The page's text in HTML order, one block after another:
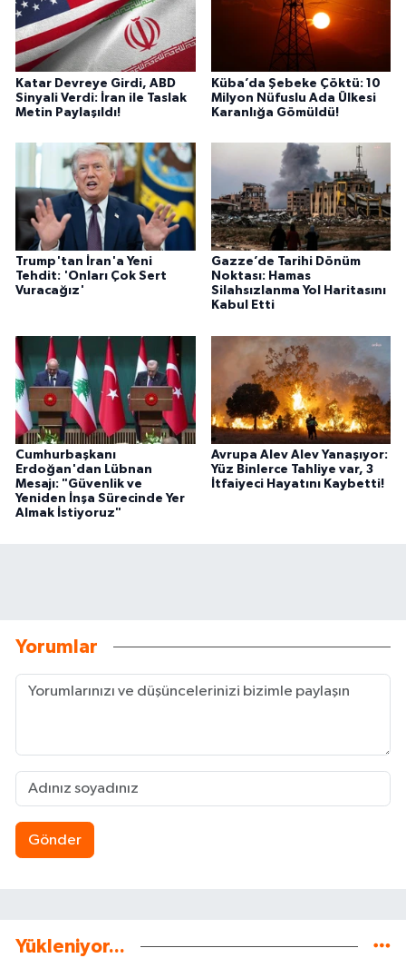
Katar Devreye Girdi, ABD
Sinyali Verdi: İran ile Taslak
Metin Paylaşıldı!
Küba’da Şebeke Çöktü: 10
Milyon Nüfuslu Ada Ülkesi
Karanlığa Gömüldü!
Trump'tan İran'a Yeni
Tehdit: 'Onları Çok Sert
Vuracağız'
Gazze’de Tarihi Dönüm
Noktası: Hamas
Silahsızlanma Yol Haritasını
Kabul Etti
Cumhurbaşkanı
Erdoğan'dan Lübnan
Mesajı: "Güvenlik ve
Yeniden İnşa Sürecinde Yer
Almak İstiyoruz"
Avrupa Alev Alev Yanaşıyor:
Yüz Binlerce Tahliye var, 3
İtfaiyeci Hayatını Kaybetti!
Yorumlar
Gönder
Yükleniyor...